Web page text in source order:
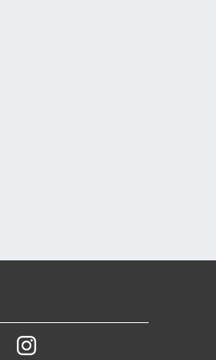
YoutubeInstagram